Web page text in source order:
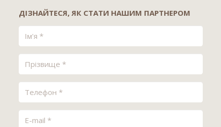
ДІЗНАЙТЕСЯ, ЯК СТАТИ НАШИМ ПАРТНЕРОМ